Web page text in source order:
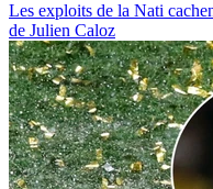
Les exploits de la Nati
de Julien Caloz